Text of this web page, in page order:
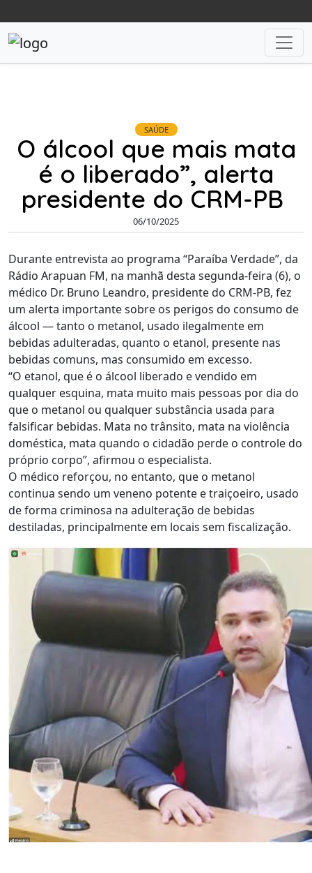
SAÚDE
O álcool que mais mata
é o liberado”, alerta
presidente do CRM-PB
06/10/2025
Durante entrevista ao programa “Paraíba Verdade”, da
Rádio Arapuan FM, na manhã desta segunda-feira (6), o
médico Dr. Bruno Leandro, presidente do CRM-PB, fez
um alerta importante sobre os perigos do consumo de
álcool — tanto o metanol, usado ilegalmente em
bebidas adulteradas, quanto o etanol, presente nas
bebidas comuns, mas consumido em excesso.
“O etanol, que é o álcool liberado e vendido em
qualquer esquina, mata muito mais pessoas por dia do
que o metanol ou qualquer substância usada para
falsificar bebidas. Mata no trânsito, mata na violência
doméstica, mata quando o cidadão perde o controle do
próprio corpo”, afirmou o especialista.
O médico reforçou, no entanto, que o metanol
continua sendo um veneno potente e traiçoeiro, usado
de forma criminosa na adulteração de bebidas
destiladas, principalmente em locais sem fiscalização.